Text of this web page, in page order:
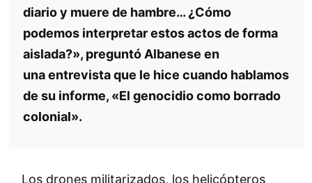
diario y muere de hambre… ¿Cómo
podemos interpretar estos actos de forma
aislada?», preguntó Albanese en
una entrevista que le hice cuando hablamos
de su informe, «El genocidio como borrado
colonial».
Los drones militarizados, los helicópteros